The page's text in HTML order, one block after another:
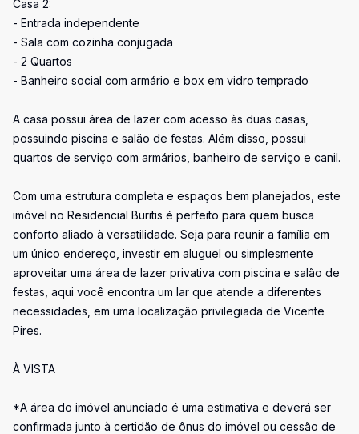
Casa 2:
- Entrada independente
- Sala com cozinha conjugada
- 2 Quartos
- Banheiro social com armário e box em vidro temprado
A casa possui área de lazer com acesso às duas casas,
possuindo piscina e salão de festas. Além disso, possui
quartos de serviço com armários, banheiro de serviço e canil.
Com uma estrutura completa e espaços bem planejados, este
imóvel no Residencial Buritis é perfeito para quem busca
conforto aliado à versatilidade. Seja para reunir a família em
um único endereço, investir em aluguel ou simplesmente
aproveitar uma área de lazer privativa com piscina e salão de
festas, aqui você encontra um lar que atende a diferentes
necessidades, em uma localização privilegiada de Vicente
Pires.
À VISTA
*A área do imóvel anunciado é uma estimativa e deverá ser
confirmada junto à certidão de ônus do imóvel ou cessão de